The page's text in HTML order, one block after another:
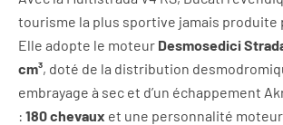
tourisme la plus sportive jamais produite
Elle adopte le moteur Desmosedici
cm³, doté de la distribution
embrayage à sec et d’un échappement
: 180 chevaux et une personnalité